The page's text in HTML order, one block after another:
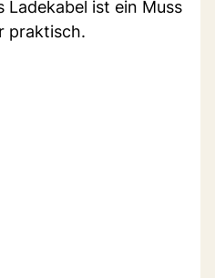
ist ein Muss
praktisch.